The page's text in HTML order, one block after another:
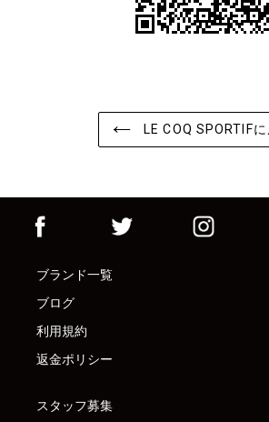
LE COQ SPORTIF
ブランド一覧
ブログ
利用規約
返金ポリシー
スタッフ募集